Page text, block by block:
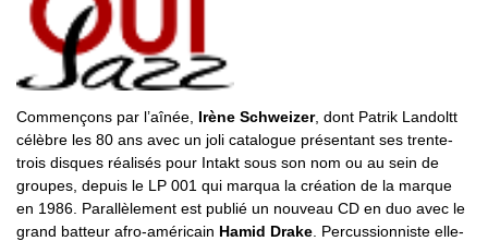
Commençons par l’aînée, Irène Schweizer, dont Patrik Landoltt
célèbre les 80 ans avec un joli catalogue présentant ses trente-
trois disques réalisés pour Intakt sous son nom ou au sein de
groupes, depuis le LP 001 qui marqua la création de la marque
en 1986. Parallèlement est publié un nouveau CD en duo avec le
grand batteur afro-américain Hamid Drake . Percussionniste elle-